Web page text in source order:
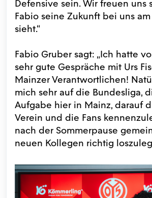
Defensive sein. Wir freuen uns
Fabio seine Zukunft bei uns
sieht.“
Fabio Gruber sagt: „Ich hatte
sehr gute Gespräche mit Urs
Mainzer Verantwortlichen!
mich sehr auf die Bundesliga,
Aufgabe hier in Mainz, darauf
Verein und die Fans
nach der Sommerpause
neuen Kollegen richtig